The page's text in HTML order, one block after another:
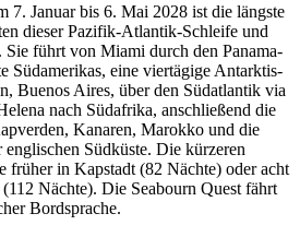
7. Januar bis 6. Mai 2028 ist die längste
dieser Pazifik-Atlantik-Schleife und
Sie führt von Miami durch den Panama-
Südamerikas, eine viertägige Antarktis-
Buenos Aires, über den Südatlantik via
nach Südafrika, anschließend die
Kanaren, Marokko und die
Südküste. Die kürzeren
früher in Kapstadt (82 Nächte) oder acht
Nächte). Die Seabourn Quest fährt
Bordsprache.